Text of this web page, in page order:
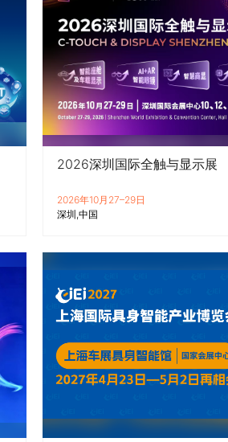
2026深圳国际全触与显示展
2026年10月27–29日
深圳 中国